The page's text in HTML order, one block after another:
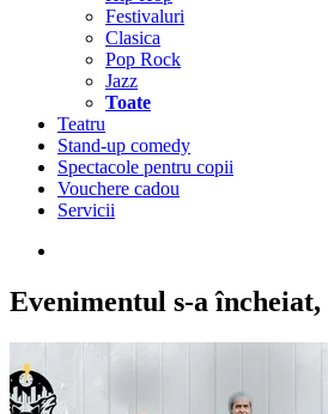
Festivaluri
Clasica
Pop Rock
Jazz
Toate
Teatru
Stand-up comedy
Spectacole pentru copii
Vouchere cadou
Servicii
Evenimentul s-a încheiat,